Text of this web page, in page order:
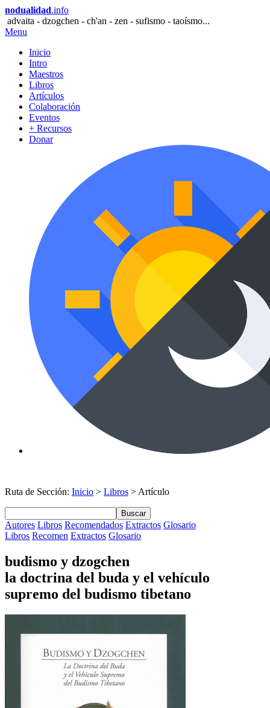
nodualidad.info
advaita - dzogchen - ch'an - zen - sufismo - taoísmo...
Menu
Inicio
Intro
Maestros
Libros
Artículos
Colaboración
Eventos
+ Recursos
Donar
Ruta de Sección: Inicio > Libros > Artículo
Buscar
Autores Libros Recomendados Extractos Glosario
Libros Recomen Extractos Glosario
budismo y dzogchen
la doctrina del buda y el vehículo
supremo del budismo tibetano